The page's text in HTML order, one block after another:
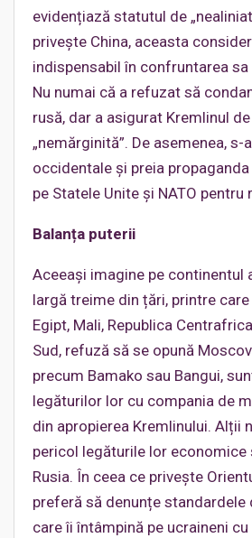
evidențiază statutul de
privește China, aceasta
indispensabil în confruntarea sa
Nu numai că a refuzat să
rusă, dar a asigurat Kremlinul
„nemărginită”. De asemenea,
occidentale și preia
pe Statele Unite și NATO pentru
Balanța puterii
Aceeași imagine pe continentul
largă treime din țări, printre care
Egipt, Mali, Republica
Sud, refuză să se opună
precum Bamako sau Bangui,
legăturilor lor cu compania de
din apropierea Kremlinului. Alții
pericol legăturile lor economice
Rusia. În ceea ce privește
preferă să denunțe standardele
care îi întâmpină pe ucraineni